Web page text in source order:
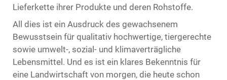
Lieferkette ihrer Produkte und deren Rohstoffe.
All dies ist ein Ausdruck des gewachsenem
Bewusstsein für qualitativ hochwertige, tiergerechte
sowie umwelt-, sozial- und klimaverträgliche
Lebensmittel. Und es ist ein klares Bekenntnis für
eine Landwirtschaft von morgen, die heute schon